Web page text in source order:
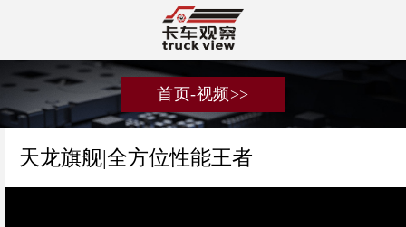
首页-视频>>
天龙旗舰|全方位性能王者